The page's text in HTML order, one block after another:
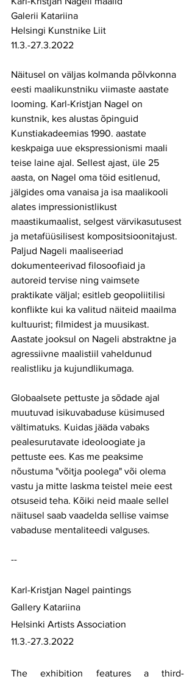
Galerii Katariina
Helsingi Kunstnike Liit
11.3.-27.3.2022
Näitusel on väljas kolmanda põlvkonna
eesti maalikunstniku viimaste aastate
looming. Karl-Kristjan Nagel on
kunstnik, kes alustas õpinguid
Kunstiakadeemias 1990. aastate
keskpaiga uue ekspressionismi maali
teise laine ajal. Sellest ajast, üle 25
aasta, on Nagel oma töid esitlenud,
jälgides oma vanaisa ja isa maalikooli
alates impressionistlikust
maastikumaalist, selgest värvikasutusest
ja metafüüsilisest kompositsioonitajust.
Paljud Nageli maaliseeriad
dokumenteerivad filosoofiaid ja
autoreid tervise ning vaimsete
praktikate väljal; esitleb geopoliitilisi
konflikte kui ka valitud näiteid maailma
kultuurist; filmidest ja muusikast.
Aastate jooksul on Nageli abstraktne ja
agressiivne maalistiil vaheldunud
realistliku ja kujundlikumaga.
Globaalsete pettuste ja sõdade ajal
muutuvad isikuvabaduse küsimused
vältimatuks. Kuidas jääda vabaks
pealesurutavate ideoloogiate ja
pettuste ees. Kas me peaksime
nõustuma "võitja poolega" või olema
vastu ja mitte laskma teistel meie eest
otsuseid teha. Kõiki neid maale sellel
näitusel saab vaadelda sellise vaimse
vabaduse mentaliteedi valguses.
--
Karl-Kristjan Nagel paintings
Gallery Katariina
Helsinki Artists Association
11.3.-27.3.2022
The exhibition features a third-